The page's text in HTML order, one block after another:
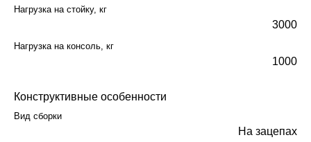
Нагрузка на стойку, кг
3000
Нагрузка на консоль, кг
1000
Конструктивные особенности
Вид сборки
На зацепах